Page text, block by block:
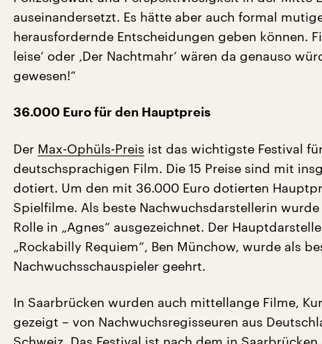
auseinandersetzt. Es hätte aber auch formal
herausfordernde Entscheidungen geben können.
leise‘ oder ‚Der Nachtmahr‘ wären da genauso
gewesen!“
36.000 Euro für den Hauptpreis
Der Max-Ophüls-Preis ist das wichtigste Festival
deutschsprachigen Film. Die 15 Preise sind mit
dotiert. Um den mit 36.000 Euro dotierten
Spielfilme. Als beste Nachwuchsdarstellerin
Rolle in „Agnes“ ausgezeichnet. Der
„Rockabilly Requiem“, Ben Münchow, wurde als
Nachwuchsschauspieler geehrt.
In Saarbrücken wurden auch mittellange Filme,
gezeigt – von Nachwuchsregisseuren aus